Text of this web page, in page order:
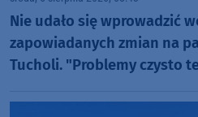
Nie udało się wprowadzić
zapowiadanych zmian na
Tucholi. "Problemy czysto